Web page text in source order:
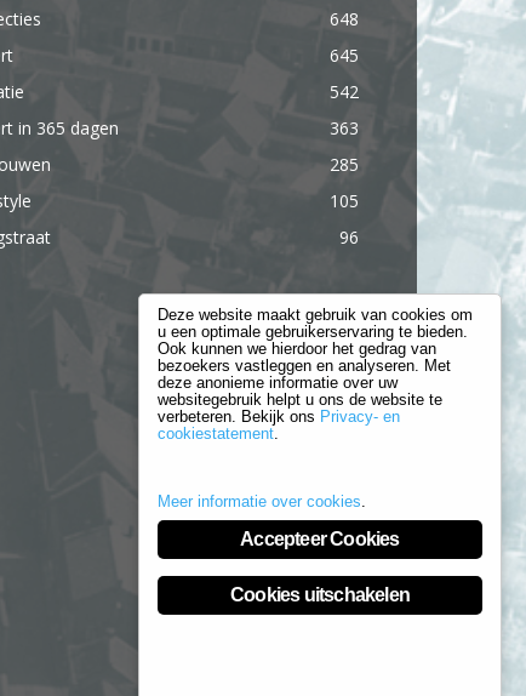
648
645
542
in 365 dagen
363
285
105
96
Deze website maakt gebruik van cookies om
u een optimale gebruikerservaring te bieden.
Ook kunnen we hierdoor het gedrag van
bezoekers vastleggen en analyseren. Met
deze anonieme informatie over uw
websitegebruik helpt u ons de website te
verbeteren. Bekijk ons Privacy- en
cookiestatement.
Meer informatie over cookies.
Accepteer Cookies
Cookies uitschakelen